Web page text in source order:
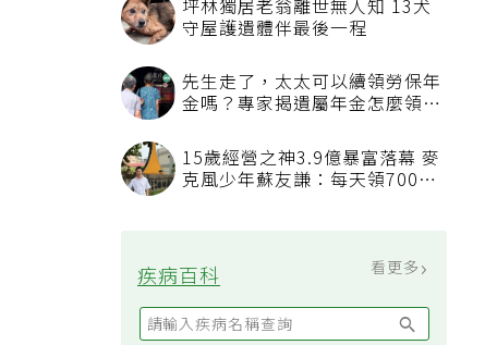
坪林獨居老翁離世無人知 13犬
守屋護遺體伴最後一程
先生走了，太太可以續領勞保年
看順位還要看資格
15歲經營之神3.9億暴富落幕 麥
疾病百科